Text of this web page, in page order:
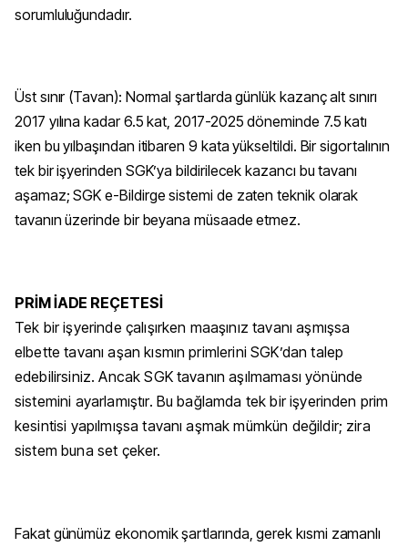
sorumluluğundadır.
Üst sınır (Tavan): Normal şartlarda günlük kazanç alt sınırı
2017 yılına kadar 6.5 kat, 2017-2025 döneminde 7.5 katı
iken bu yılbaşından itibaren 9 kata yükseltildi. Bir sigortalının
tek bir işyerinden SGK’ya bildirilecek kazancı bu tavanı
aşamaz; SGK e-Bildirge sistemi de zaten teknik olarak
tavanın üzerinde bir beyana müsaade etmez.
PRİM İADE REÇETESİ
Tek bir işyerinde çalışırken maaşınız tavanı aşmışsa
elbette tavanı aşan kısmın primlerini SGK’dan talep
edebilirsiniz. Ancak SGK tavanın aşılmaması yönünde
sistemini ayarlamıştır. Bu bağlamda tek bir işyerinden prim
kesintisi yapılmışsa tavanı aşmak mümkün değildir; zira
sistem buna set çeker.
Fakat günümüz ekonomik şartlarında, gerek kısmi zamanlı